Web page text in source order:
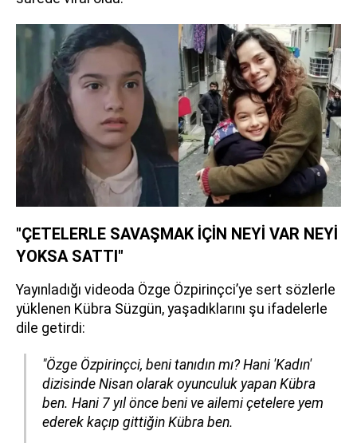
"ÇETELERLE SAVAŞMAK İÇİN NEYİ VAR NEYİ
YOKSA SATTI"
Yayınladığı videoda Özge Özpirinçci’ye sert sözlerle
yüklenen Kübra Süzgün, yaşadıklarını şu ifadelerle
dile getirdi:
"Özge Özpirinçci, beni tanıdın mı? Hani 'Kadın'
dizisinde Nisan olarak oyunculuk yapan Kübra
ben. Hani 7 yıl önce beni ve ailemi çetelere yem
ederek kaçıp gittiğin Kübra ben.